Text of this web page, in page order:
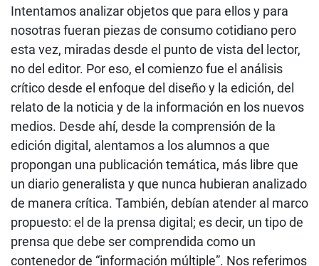
Intentamos analizar objetos que para ellos y para
nosotras fueran piezas de consumo cotidiano pero
esta vez, miradas desde el punto de vista del lector,
no del editor. Por eso, el comienzo fue el análisis
crítico desde el enfoque del diseño y la edición, del
relato de la noticia y de la información en los nuevos
medios. Desde ahí, desde la comprensión de la
edición digital, alentamos a los alumnos a que
propongan una publicación temática, más libre que
un diario generalista y que nunca hubieran analizado
de manera crítica. También, debían atender al marco
propuesto: el de la prensa digital; es decir, un tipo de
prensa que debe ser comprendida como un
contenedor de “información múltiple”. Nos referimos